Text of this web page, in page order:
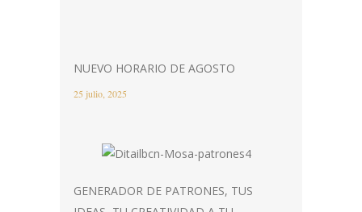
NUEVO HORARIO DE AGOSTO
25 julio, 2025
GENERADOR DE PATRONES, TUS